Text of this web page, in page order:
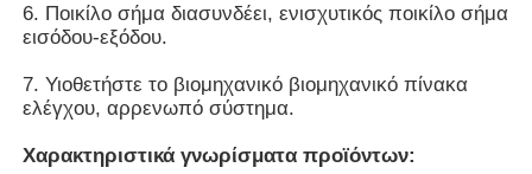
6. Ποικίλο σήμα διασυνδέει, ενισχυτικός ποικίλο σήμα
εισόδου-εξόδου.
7. Υιοθετήστε το βιομηχανικό βιομηχανικό πίνακα
ελέγχου, αρρενωπό σύστημα.
Χαρακτηριστικά γνωρίσματα προϊόντων: